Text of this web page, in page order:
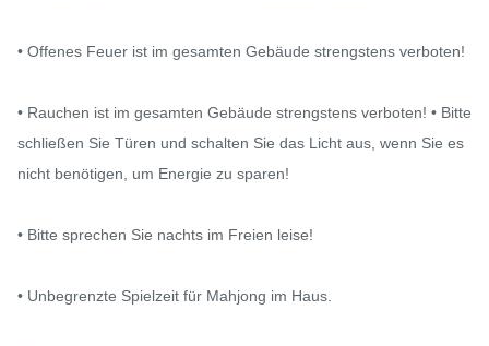
• Offenes Feuer ist im gesamten Gebäude strengstens verboten!
• Rauchen ist im gesamten Gebäude strengstens verboten! • Bitte
schließen Sie Türen und schalten Sie das Licht aus, wenn Sie es
nicht benötigen, um Energie zu sparen!
• Bitte sprechen Sie nachts im Freien leise!
• Unbegrenzte Spielzeit für Mahjong im Haus.